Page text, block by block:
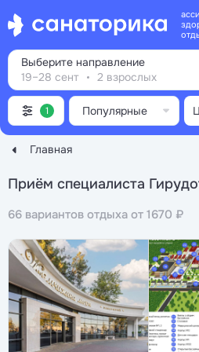
Главная
Выберите направление
19–28 сент
2 взрослых
Приём специалиста
66 вариантов отдыха от 1670 ₽
1 Популярные